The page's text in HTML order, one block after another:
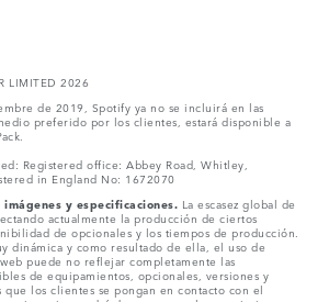
LIMITED 2026
de 2019, Spotify ya no se incluirá en las
preferido por los clientes, estará disponible a
Registered office: Abbey Road, Whitley,
in England No: 1672070
y especificaciones. La escasez global de
actualmente la producción de ciertos
de opcionales y los tiempos de producción.
dinámica y como resultado de ella, el uso de
puede no reflejar completamente las
de equipamientos, opcionales, versiones y
que los clientes se pongan en contacto con el